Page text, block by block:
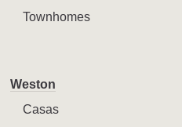
Townhomes
Weston
Casas